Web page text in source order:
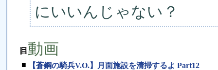
にいいんじゃない？
動画
■ 【蒼鋼の騎兵V.O.】月面施設を清掃するよ Part12